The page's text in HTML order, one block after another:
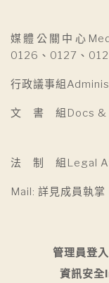
媒體公關中心
0126、0127、
行政議事組
文 書 組Docs &
法 制 組Legal
Mail: 詳見成員執
管理員登入
資訊安